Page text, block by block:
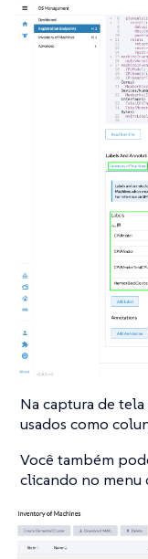
Na captura de tela
usados como
Você também
clicando no menu